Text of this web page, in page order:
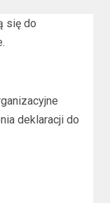
się do
deklaracji do